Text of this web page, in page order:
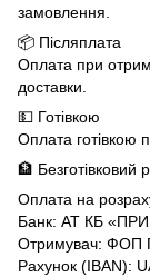
замовлення.
📦 Післяплата
Оплата при
доставки.
💵 Готівкою
Оплата готівкою
🏦 Безготівковий
Оплата на
Банк: АТ КБ
Отримувач: ФОП
Рахунок (IBAN):